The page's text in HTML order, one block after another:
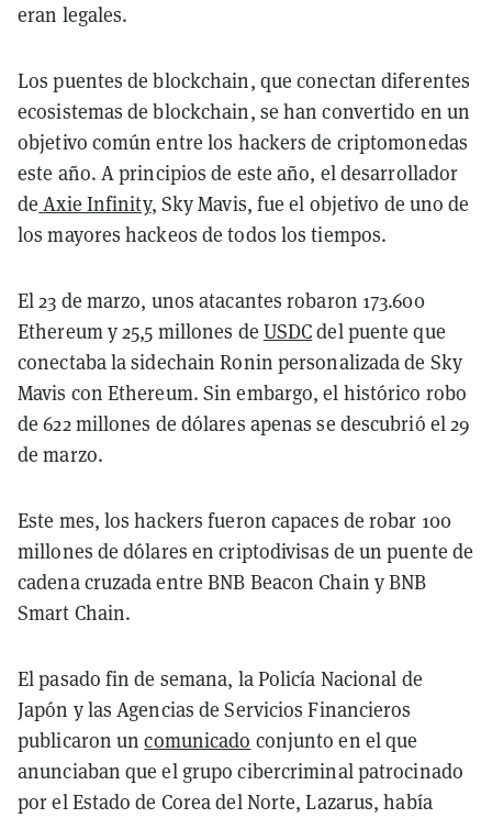
eran legales.
Los puentes de blockchain, que conectan diferentes
ecosistemas de blockchain, se han convertido en un
objetivo común entre los hackers de criptomonedas
este año. A principios de este año, el desarrollador
de Axie Infinity, Sky Mavis, fue el objetivo de uno de
los mayores hackeos de todos los tiempos.
El 23 de marzo, unos atacantes robaron 173.600
Ethereum y 25,5 millones de USDCdel puente que
conectaba la sidechain Ronin personalizada de Sky
Mavis con Ethereum. Sin embargo, el histórico robo
de 622 millones de dólares apenas se descubrió el 29
de marzo.
Este mes, los hackers fueron capaces de robar 100
millones de dólares en criptodivisas de un puente de
cadena cruzada entre BNB Beacon Chain y BNB
Smart Chain.
El pasado fin de semana, la Policía Nacional de
Japón y las Agencias de Servicios Financieros
publicaron uncomunicado conjunto en el que
anunciaban que el grupo cibercriminal patrocinado
por el Estado de Corea del Norte, Lazarus, había